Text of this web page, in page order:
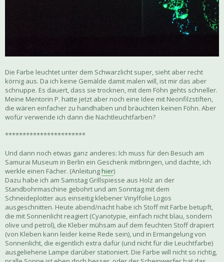
Die Farbe leuchtet unter dem Schwarzlicht super, sieht aber recht
körnig aus. Da ich keine Gemälde damit malen will, ist mir das aber
schnuppe. Es dauert, dass sie trocknen, mit dem Föhn gehts schneller.
Meine Mentorin P. hatte jetzt aber noch eine Idee mit Neonfilzstiften,
die wären einfacher zu handhaben und bräuchten keinen Föhn. Aber
wofür verwende ich dann die Nachtleuchtfarben?
***********************
Und dann noch etwas ganz anderes: Ich muss für den Besuch am
Samurai Museum in Berlin ein Geschenk mitbringen, und dachte, ich
werkle einen Fächer. (Anleitunghier)
Dazu habe ich am Samstag Grillspiesse aus Holz an der
Standbohrmaschine gebohrt und am Sonntag mit dem
Schneideplotter aus einseitig klebener Vinylfolie Logos
ausgeschnitten. Heute abend/nacht habe ich Stoff mit Farbe betupft,
die mit Sonnenlicht reagiert (Cyanotypie, einfach nicht blau, sondern
olive und petrol), die Kleber mühsam auf dem feuchten Stoff drapiert
(von Kleben kann leider keine Rede sein), und in Ermangelung von
Sonnenlicht, die eigentlich extra dafür (und nicht für die Leuchtfarbe)
ausgeliehene Lampe darüber stationiert. Die Farbe will nicht so richtig,